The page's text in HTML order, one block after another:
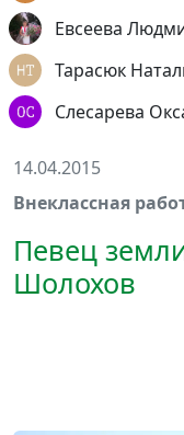
Евсеева
Тарасюк
Слесарева
14.04.2015
Внеклассная
Певец
Шолохов